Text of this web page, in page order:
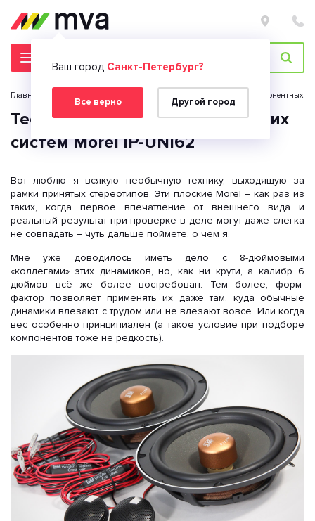
Ваш город Санкт-Петербург?
Все верно Другой город
Главная страница Тест компонентных
Тест компонентных акустических
систем Morel IP-UNI62
Вот люблю я всякую необычную технику, выходящую за
рамки принятых стереотипов. Эти плоские Morel – как раз из
таких, когда первое впечатление от внешнего вида и
реальный результат при проверке в деле могут даже слегка
не совпадать – чуть дальше поймёте, о чём я.
Мне уже доводилось иметь дело с 8-дюймовыми
«коллегами» этих динамиков, но, как ни крути, а калибр 6
дюймов всё же более востребован. Тем более, форм-
фактор позволяет применять их даже там, куда обычные
динамики влезают с трудом или не влезают вовсе. Или когда
вес особенно принципиален (а такое условие при подборе
компонентов тоже не редкость).